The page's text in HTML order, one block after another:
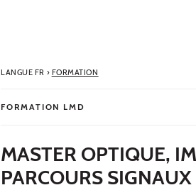
LANGUE FR › FORMATION
FORMATION LMD
MASTER OPTIQUE,
PARCOURS